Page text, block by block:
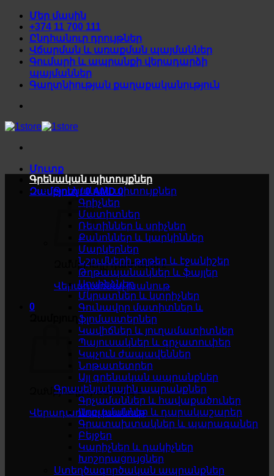
Skip
content
Մեր մասին
+374 11 700 111
Ընդհանուր դրույթներ
Վճարման և առաքման պայմաններ
Գումարի և ապրանքի վերադարձի
պայմաններ
Գաղտնիության քաղաքականություն
Մուտք
Զամբյուղ /0AMD 0
Զամբյուղը դատարկ է
Վերադառնալ խանութ
0
Զամբյուղը դատարկ է
Վերադառնալ խանութ
Գրենական պիտույքներ
Գրենական պիտույքներ
Գրիչներ
Մատիտներ
Ռետիններ և սրիչներ
Քանոններ և կարկիններ
Մարկերներ
Նշումների թղթեր և էջանիշեր
Թղթապանակներ և ֆայլեր
Սոսինձներ
Մկրատներ և կտրիչներ
Գունավոր մատիտներ և
ֆլոմաստերներ
Կավիճներ և յուղամատիտներ
Պայուսակներ և գրչատուփեր
Կպչուն ժապավեններ
Նոթատետրեր
Այլ գրենական ապրանքներ
Գրասենյակային ապրանքներ
Գրչամաններ և հավաքածուներ
Աղբամաններ և դարակաշարեր
Գրատախտակներ և պարագաներ
Բեյջեր
Կարիչներ և դակիչներ
Խոշորացույցներ
Ստեղծագործական ապրանքներ